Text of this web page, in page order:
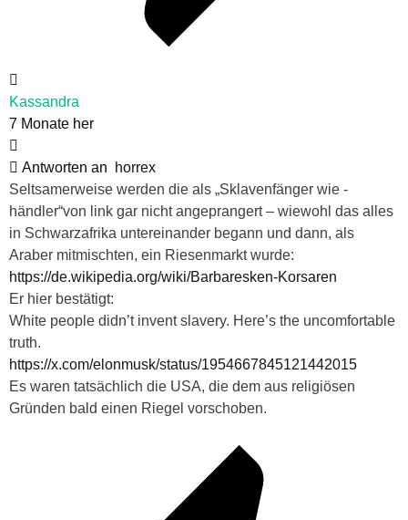
Kassandra
7 Monate her
Antworten an
horrex
Seltsamerweise werden die als „Sklavenfänger wie -
händler“von link gar nicht angeprangert – wiewohl das alles
in Schwarzafrika untereinander begann und dann, als
Araber mitmischten, ein Riesenmarkt wurde:
https://de.wikipedia.org/wiki/Barbaresken-Korsaren
Er hier bestätigt:
White people didn’t invent slavery. Here’s the uncomfortable
truth.
https://x.com/elonmusk/status/1954667845121442015
Es waren tatsächlich die USA, die dem aus religiösen
Gründen bald einen Riegel vorschoben.